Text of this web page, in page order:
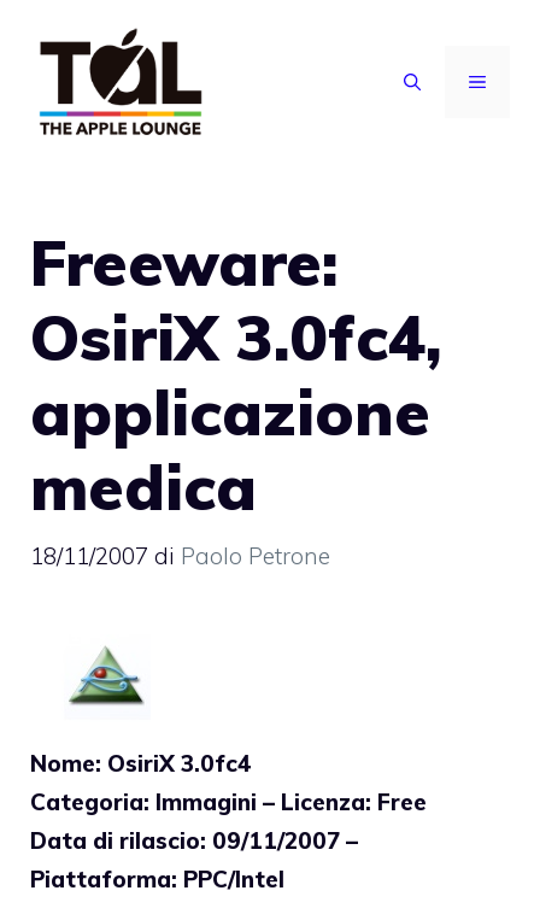
contenuto
MENU
Freeware:
OsiriX 3.0fc4,
applicazione
medica
18/11/2007 di Paolo Petrone
Nome: OsiriX 3.0fc4
Categoria: Immagini – Licenza: Free
Data di rilascio: 09/11/2007 –
Piattaforma: PPC/Intel